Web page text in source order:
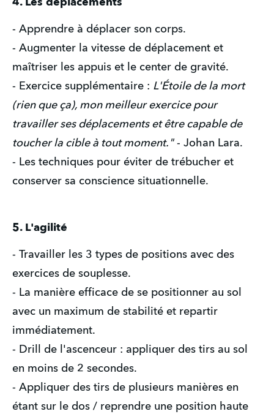
4. Les déplacements
- Apprendre à déplacer son corps.
- Augmenter la vitesse de déplacement et
maîtriser les appuis et le center de gravité.
- Exercice supplémentaire : L'Étoile de la mort
(rien que ça), mon meilleur exercice pour
travailler ses déplacements et être capable de
toucher la cible à tout moment."- Johan Lara.
- Les techniques pour éviter de trébucher et
conserver sa conscience situationnelle.
5. L'agilité
- Travailler les 3 types de positions avec des
exercices de souplesse.
- La manière efficace de se positionner au sol
avec un maximum de stabilité et repartir
immédiatement.
- Drill de l'ascenceur : appliquer des tirs au sol
en moins de 2 secondes.
- Appliquer des tirs de plusieurs manières en
étant sur le dos / reprendre une position haute